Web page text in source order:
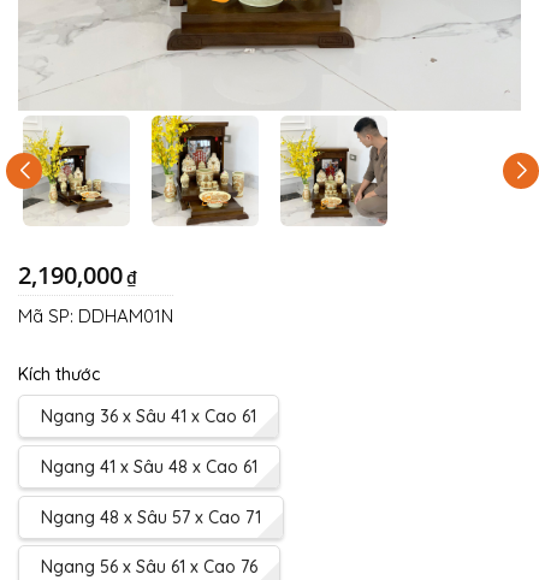
2,190,000₫
Kích thước
Ngang 36 x Sâu 41 x Cao 61
Ngang 41 x Sâu 48 x Cao 61
Ngang 48 x Sâu 57 x Cao 71
Ngang 56 x Sâu 61 x Cao 76
Mã SP: DDHAM01N